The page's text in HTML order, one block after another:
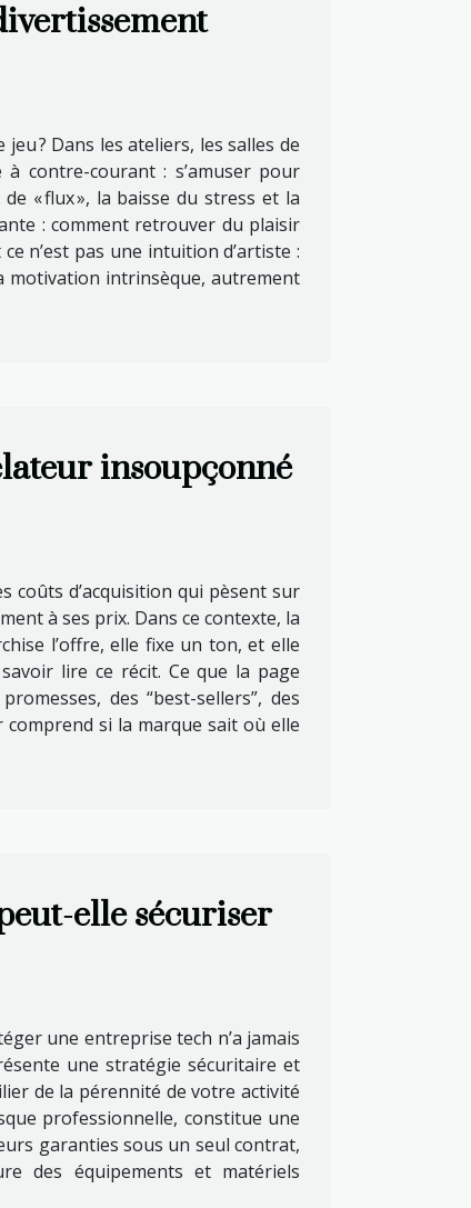
? Dans les ateliers, les salles de
contre-courant : s’amuser pour
« flux », la baisse du stress et la
: comment retrouver du plaisir
n’est pas une intuition d’artiste :
motivation intrinsèque, autrement
insoupçonné
coûts d’acquisition qui pèsent sur
à ses prix. Dans ce contexte, la
l’offre, elle fixe un ton, et elle
lire ce récit. Ce que la page
des “best-sellers”, des
si la marque sait où elle
elle sécuriser
une entreprise tech n’a jamais
une stratégie sécuritaire et
de la pérennité de votre activité
professionnelle, constitue une
garanties sous un seul contrat,
des équipements et matériels